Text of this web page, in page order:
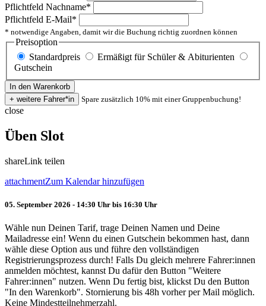
Pflichtfeld Nachname*
Pflichtfeld E-Mail*
* notwendige Angaben, damit wir die Buchung richtig zuordnen können
Preisoption
Standardpreis
Ermäßigt für Schüler & Abiturienten
Gutschein
Spare zusätzlich 10% mit einer Gruppenbuchung!
close
Üben Slot
shareLink teilen
attachmentZum Kalendar hinzufügen
05. September 2026 - 14:30 Uhr bis 16:30 Uhr
Wähle nun Deinen Tarif, trage Deinen Namen und Deine
Mailadresse ein! Wenn du einen Gutschein bekommen hast, dann
wähle diese Option aus und führe den vollständigen
Registrierungsprozess durch! Falls Du gleich mehrere Fahrer:innen
anmelden möchtest, kannst Du dafür den Button "Weitere
Fahrer:innen" nutzen. Wenn Du fertig bist, klickst Du den Button
"In den Warenkorb". Stornierung bis 48h vorher per Mail möglich.
Keine Mindestteilnehmerzahl.